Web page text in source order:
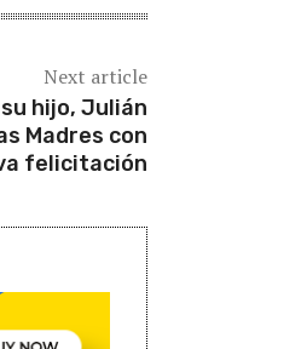
Next article
hijo, Julián
Madres con
felicitación